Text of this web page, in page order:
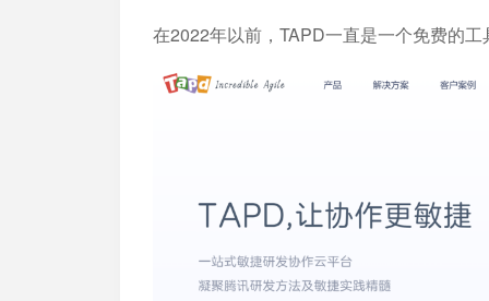
在2022年以前，TAPD一直是一个免费的